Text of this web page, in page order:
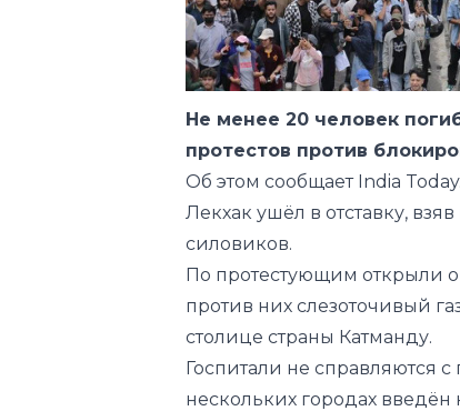
Не менее 20 человек
протестов против
Об этом сообщаетIndia
Лекхак ушёл в отставку,
силовиков.
По протестующим открыли
против них слезоточивый
столице страны Катманду.
Госпитали не справляются
нескольких городах